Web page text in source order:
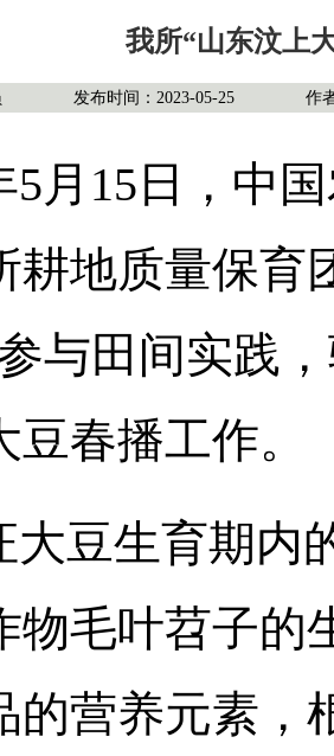
我所“山东汶上
发布时间：2023-05-25 作
5月15日，中
耕地质量保育
与田间实践
春播工作。
大豆生育期内
物毛叶苕子的
的营养元素，